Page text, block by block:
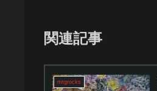
関連記事
mtgrocks